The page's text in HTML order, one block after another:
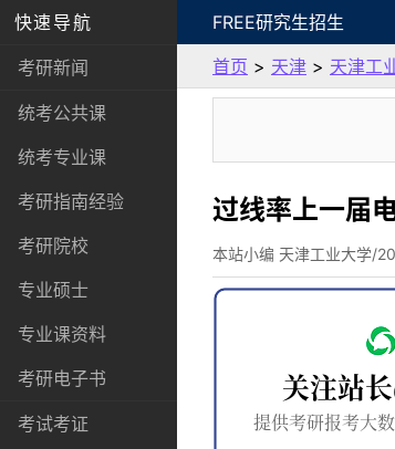
快速导航
考研新闻
统考公共课
统考专业课
考研指南经验
考研院校
专业硕士
专业课资料
考研电子书
考试考证
FREE研究生招生
首页 > 天津 > 天津工
过线率上一届
本站小编 天津工业大学/